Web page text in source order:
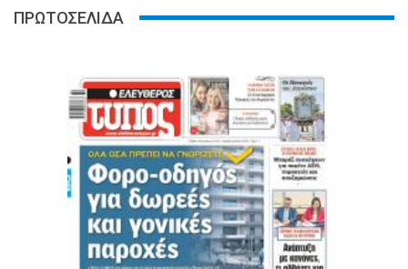
ΠΡΩΤΟΣΕΛΙΔΑ